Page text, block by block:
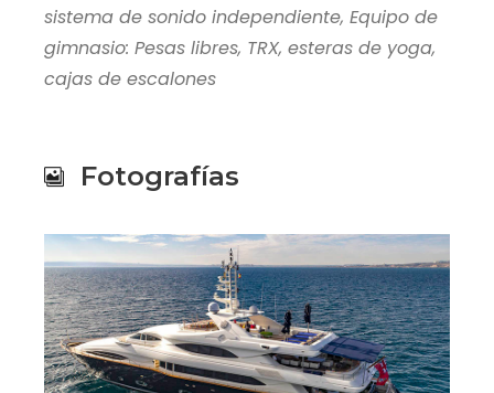
sistema de sonido independiente, Equipo de
gimnasio: Pesas libres, TRX, esteras de yoga,
cajas de escalones
Fotografías